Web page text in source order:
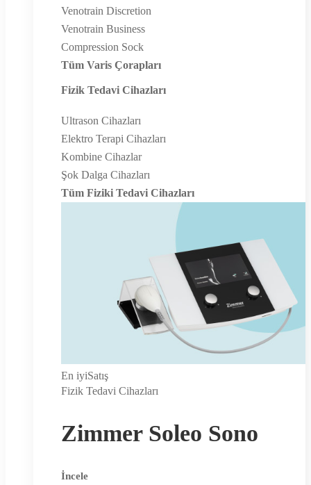
Venotrain Discretion
Venotrain Business
Compression Sock
Tüm Varis Çorapları
Fizik Tedavi Cihazları
Ultrason Cihazları
Elektro Terapi Cihazları
Kombine Cihazlar
Şok Dalga Cihazları
Tüm Fiziki Tedavi Cihazları
En iyiSatış
Fizik Tedavi Cihazları
Zimmer Soleo Sono
İncele